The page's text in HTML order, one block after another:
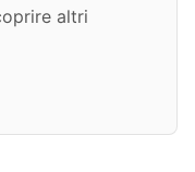
altri